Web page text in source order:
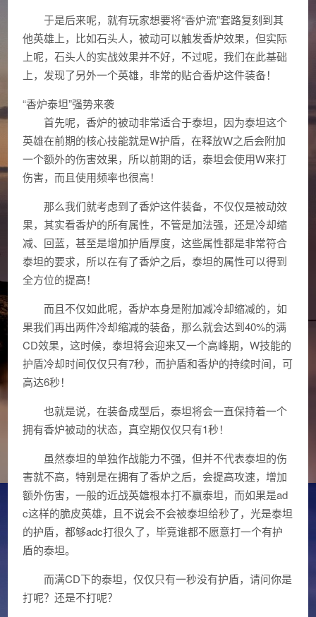
于是后来呢，就有玩家想要将“香炉流”套路复刻到其
他英雄上，比如石头人，被动可以触发香炉效果，但实际
上呢，石头人的实战效果并不好，不过呢，我们在此基础
上，发现了另外一个英雄，非常的贴合香炉这件装备！
“香炉泰坦”强势来袭
首先呢，香炉的被动非常适合于泰坦，因为泰坦这个
英雄在前期的核心技能就是W护盾，在释放W之后会附加
一个额外的伤害效果，所以前期的话，泰坦会使用W来打
伤害，而且使用频率也很高！
那么我们就考虑到了香炉这件装备，不仅仅是被动效
果，其实看香炉的所有属性，不管是加法强，还是冷却缩
减、回蓝，甚至是增加护盾厚度，这些属性都是非常符合
泰坦的要求，所以在有了香炉之后，泰坦的属性可以得到
全方位的提高！
而且不仅如此呢，香炉本身是附加减冷却缩减的，如
果我们再出两件冷却缩减的装备，那么就会达到40%的满
CD效果，这时候，泰坦将会迎来又一个高峰期，W技能的
护盾冷却时间仅仅只有7秒，而护盾和香炉的持续时间，可
高达6秒！
也就是说，在装备成型后，泰坦将会一直保持着一个
拥有香炉被动的状态，真空期仅仅只有1秒！
虽然泰坦的单独作战能力不强，但并不代表泰坦的伤
害就不高，特别是在拥有了香炉之后，会提高攻速，增加
额外伤害，一般的近战英雄根本打不赢泰坦，而如果是ad
c这样的脆皮英雄，且不说会不会被泰坦给秒了，光是泰坦
的护盾，都够adc打很久了，毕竟谁都不愿意打一个有护
盾的泰坦。
而满CD下的泰坦，仅仅只有一秒没有护盾，请问你是
打呢？还是不打呢？